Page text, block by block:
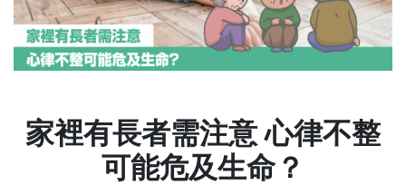
家裡有長者需注意 心律不整
可能危及生命？